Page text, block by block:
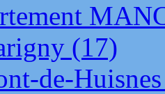
(17)
de-